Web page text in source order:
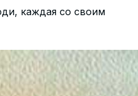
каждая со своим